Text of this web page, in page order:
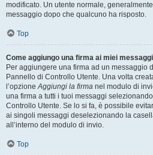
modificato. Un utente normale,
messaggio dopo che qualcuno ha risposto.
Top
Come aggiungo una firma ai miei
Per aggiungere una firma ad un messaggio
Pannello di Controllo Utente. Una volta
l’opzioneAggiungi la firma nel modulo di
una firma a tutti i tuoi messaggi
Controllo Utente. Se lo si fa, è possibile
ai singoli messaggi deselezionando la
all’interno del modulo di invio.
Top